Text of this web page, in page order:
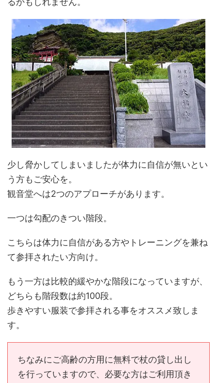
少し脅かしてしまいましたが体力に自信が無いとい
う方もご安心を。
観音堂へは2つのアプローチがあります。
一つは勾配のきつい階段。
こちらは体力に自信がある方やトレーニングを兼ね
て参拝されたい方向け。
もう一方は比較的緩やかな階段になっていますが、
どちらも階段数は約100段。
歩きやすい服装で参拝される事をオススメ致しま
す。
ちなみにご高齢の方用に無料で杖の貸し出し
を行っていますので、必要な方はご利用頂き